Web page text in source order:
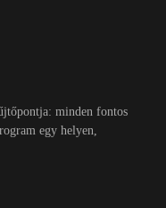
minden fontos
egy helyen,